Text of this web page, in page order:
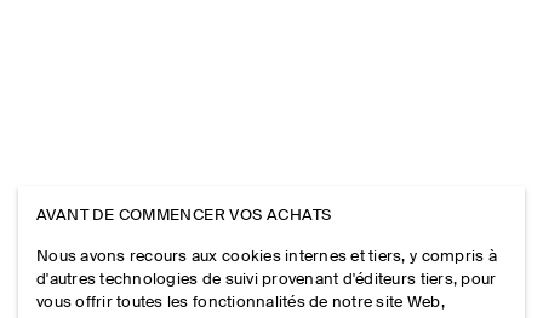
AVANT DE COMMENCER VOS ACHATS
Nous avons recours aux cookies internes et tiers, y compris à
d'autres technologies de suivi provenant d'éditeurs tiers, pour
vous offrir toutes les fonctionnalités de notre site Web,